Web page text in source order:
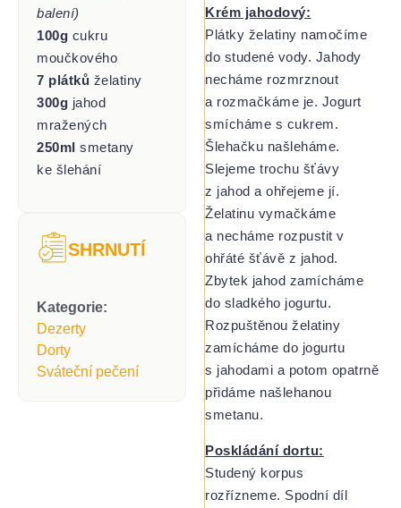
balení)
100g cukru
moučkového
7 plátků želatiny
300g jahod
mražených
250ml smetany
ke šlehání
SHRNUTÍ
Kategorie:
Dezerty
Dorty
Sváteční pečení
Krém jahodový:
Plátky želatiny namočíme
do studené vody. Jahody
necháme rozmrznout
a rozmačkáme je. Jogurt
smícháme s cukrem.
Šlehačku našleháme.
Slejeme trochu šťávy
z jahod a ohřejeme jí.
Želatinu vymačkáme
a necháme rozpustit v
ohřáté šťávě z jahod.
Zbytek jahod zamícháme
do sladkého jogurtu.
Rozpuštěnou želatiny
zamícháme do jogurtu
s jahodami a potom opatrně
přidáme našlehanou
smetanu.
Poskládání dortu:
Studený korpus
rozřízneme. Spodní díl